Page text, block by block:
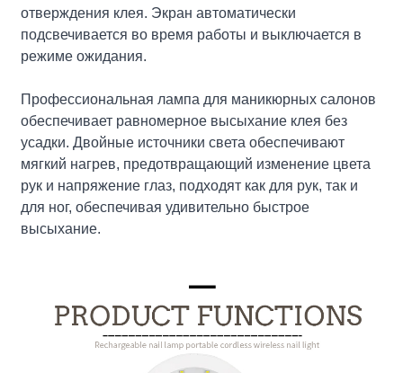
отверждения клея. Экран автоматически
подсвечивается во время работы и выключается в
режиме ожидания.
Профессиональная лампа для маникюрных салонов
обеспечивает равномерное высыхание клея без
усадки. Двойные источники света обеспечивают
мягкий нагрев, предотвращающий изменение цвета
рук и напряжение глаз, подходят как для рук, так и
для ног, обеспечивая удивительно быстрое
высыхание.